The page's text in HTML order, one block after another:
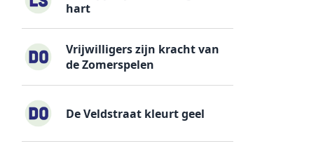
hart
Vrijwilligers zijn kracht van
de Zomerspelen
De Veldstraat kleurt geel